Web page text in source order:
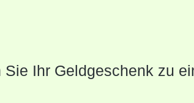
Ihr Geldgeschenk zu